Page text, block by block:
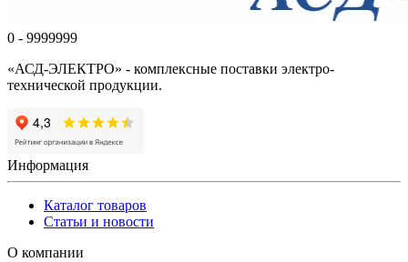
0 - 9999999
«АСД-ЭЛЕКТРО» - комплексные поставки электро-
технической продукции.
Информация
Каталог товаров
Статьи и новости
О компании